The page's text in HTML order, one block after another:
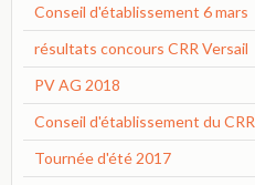
Conseil d'établissement 6 mars
résultats concours CRR Versail
PV AG 2018
Conseil d'établissement du CRR
Tournée d'été 2017